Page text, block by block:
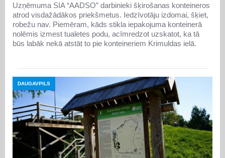
Uzņēmuma SIA “AADSO” darbinieki šķirošanas konteineros
atrod visdažādākos priekšmetus. Iedzīvotāju izdomai, šķiet,
robežu nav. Piemēram, kāds stikla iepakojuma konteinerā
nolēmis izmest tualetes podu, acīmredzot uzskatot, ka tā
būs labāk nekā atstāt to pie konteineriem Krimuldas ielā.
DAUGAVPILS